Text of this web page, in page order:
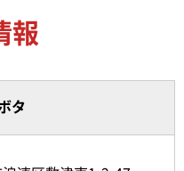
報
タ